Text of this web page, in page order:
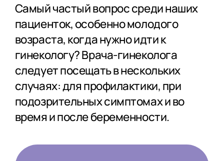
Самый частый вопрос среди наших
пациенток, особенно молодого
возраста, когда нужно идти к
гинекологу? Врача-гинеколога
следует посещать в нескольких
случаях: для профилактики, при
подозрительных симптомах и во
время и после беременности.